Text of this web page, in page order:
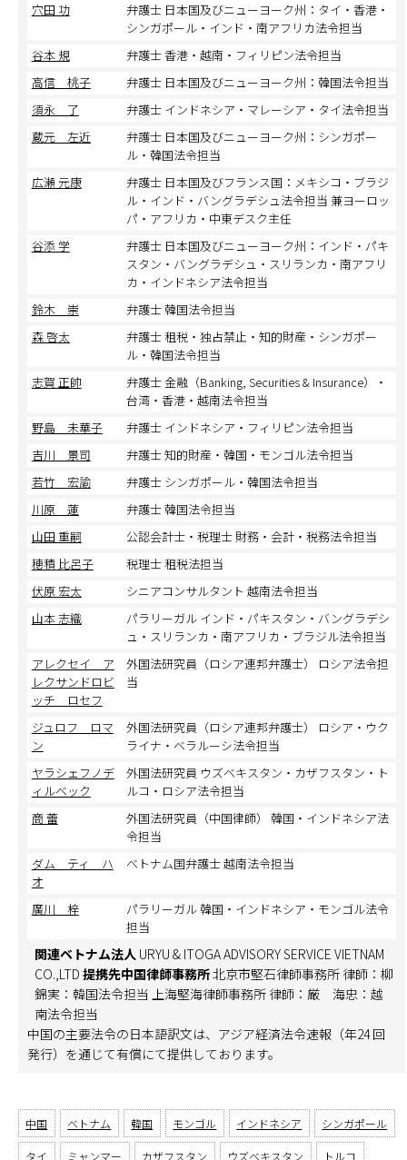
穴田 功
弁護士 日本国及びニューヨーク州：タイ・香港・
シンガポール・インド・南アフリカ法令担当
谷本 規
弁護士 香港・越南・フィリピン法令担当
高信 桃子
弁護士 日本国及びニューヨーク州：韓国法令担当
須永 了
弁護士 インドネシア・マレーシア・タイ法令担当
蔵元 左近
弁護士 日本国及びニューヨーク州：シンガポー
ル・韓国法令担当
広瀬 元康
弁護士 日本国及びフランス国：メキシコ・ブラジ
ル・インド・バングラデシュ法令担当 兼ヨーロッ
パ・アフリカ・中東デスク主任
谷添 学
弁護士 日本国及びニューヨーク州：インド・パキ
スタン・バングラデシュ・スリランカ・南アフリ
カ・インドネシア法令担当
鈴木 崇
弁護士 韓国法令担当
森 啓太
弁護士 租税・独占禁止・知的財産・シンガポー
ル・韓国法令担当
志賀 正帥
弁護士 金融（Banking, Securities & Insurance）・
台湾・香港・越南法令担当
野島 未華子
弁護士 インドネシア・フィリピン法令担当
吉川 景司
弁護士 知的財産・韓国・モンゴル法令担当
若竹 宏諭
弁護士 シンガポール・韓国法令担当
川原 蓮
弁護士 韓国法令担当
山田 重嗣
公認会計士・税理士 財務・会計・税務法令担当
穂積 比呂子
税理士 租税法担当
伏原 宏太
シニアコンサルタント 越南法令担当
山本 志織
パラリーガル インド・パキスタン・バングラデシ
ュ・スリランカ・南アフリカ・ブラジル法令担当
アレクセイ ア
レクサンドロビ
ッチ ロセフ
外国法研究員（ロシア連邦弁護士） ロシア法令担
当
ジュロフ ロマ
ン
外国法研究員（ロシア連邦弁護士） ロシア・ウク
ライナ・ベラルーシ法令担当
ヤラシェフノデ
ィルベック
外国法研究員 ウズベキスタン・カザフスタン・ト
ルコ・ロシア法令担当
商 蕾
外国法研究員（中国律師） 韓国・インドネシア法
令担当
ダム ティ ハ
オ
ベトナム国弁護士 越南法令担当
廣川 梓
パラリーガル 韓国・インドネシア・モンゴル法令
担当
関連ベトナム法人 URYU & ITOGA ADVISORY SERVICE VIETNAM
CO.,LTD 提携先中国律師事務所北京市堅石律師事務所 律師：柳
錦実：韓国法令担当 上海堅海律師事務所 律師：厳 海忠：越
南法令担当
中国の主要法令の日本語訳文は、アジア経済法令速報（年24 回
発行）を通じて有償にて提供しております。
中国 ベトナム 韓国 モンゴル インドネシア シンガポール
タイ ミャンマー カザフスタン ウズベキスタン トルコ